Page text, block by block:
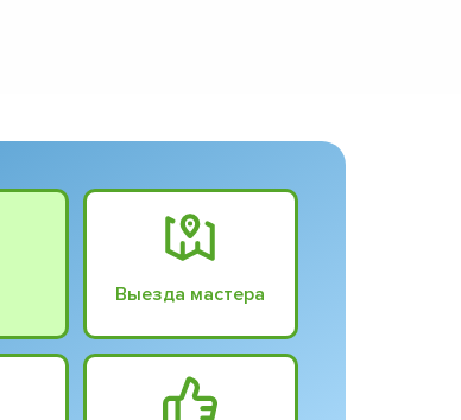
Выезда мастера